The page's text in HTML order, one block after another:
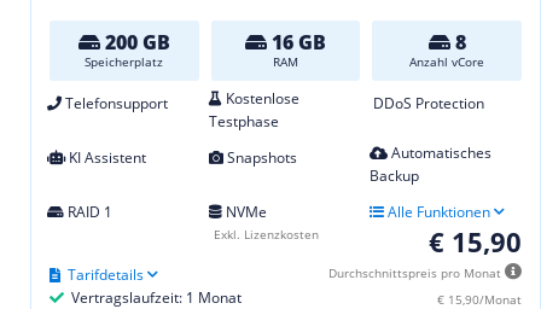
200 GB
Speicherplatz
16 GB
RAM
8
Anzahl vCore
Telefonsupport
Kostenlose
Testphase
DDoS Protection
KI Assistent Snapshots
Automatisches
Backup
RAID 1
NVMe Alle Funktionen
€ 15,90
Durchschnittspreis pro Monat
€ 15,90/Monat
Vertragslaufzeit: 1 Monat
Tarifdetails
Exkl. Lizenzkosten